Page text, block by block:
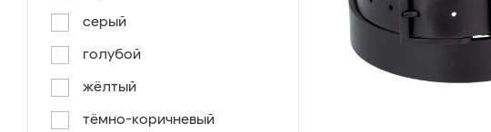
серый
голубой
жёлтый
тёмно-коричневый